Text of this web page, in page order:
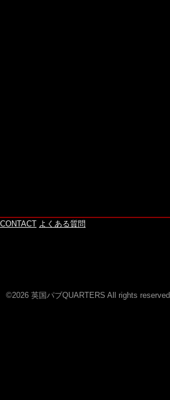
CONTACT よくある質問
©2026 英国パブQUARTERS All rights reserved.